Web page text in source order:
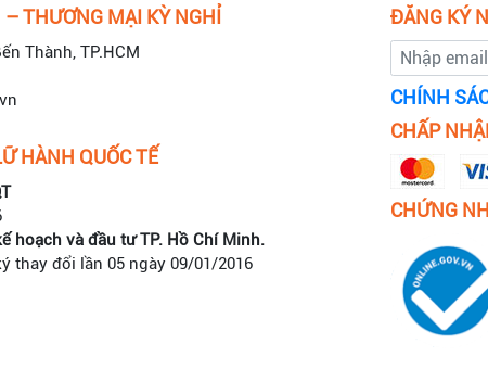
THƯƠNG MẠI KỲ NGHỈ
Thành, TP.HCM
HÀNH QUỐC TẾ
hoạch và đầu tư TP. Hồ Chí Minh.
thay đổi lần 05 ngày 09/01/2016
ĐĂNG KÝ
CHÍNH
CHẤP
CHỨNG